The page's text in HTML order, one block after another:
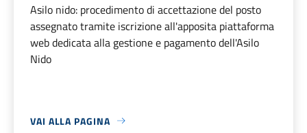
Asilo nido: procedimento di accettazione del posto
assegnato tramite iscrizione all'apposita piattaforma
web dedicata alla gestione e pagamento dell'Asilo
Nido
VAI ALLA PAGINA